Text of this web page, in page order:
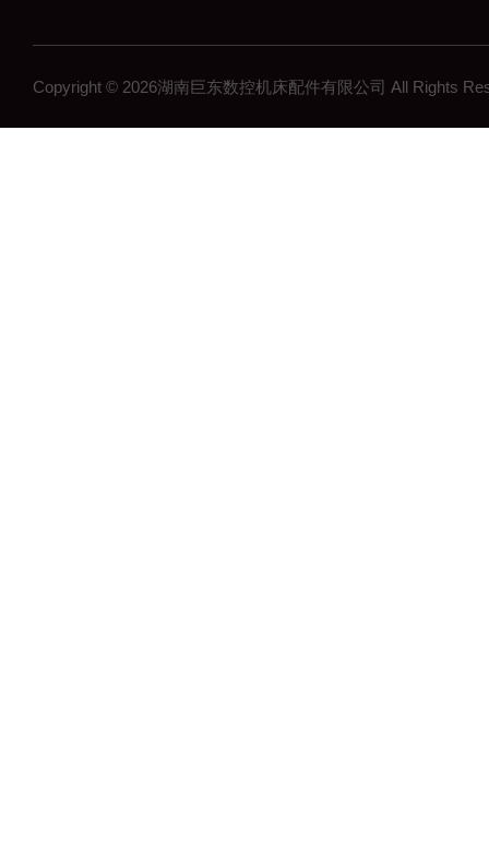
Copyright © 2026湖南巨东数控机床配件有限公司 All Rights